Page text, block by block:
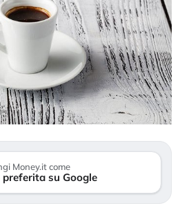
Money.it come
preferita su Google